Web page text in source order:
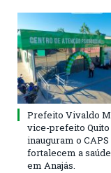
Prefeito Vivaldo
vice-prefeito Quito
inauguram o CAPS
fortalecem a
em Anajás.